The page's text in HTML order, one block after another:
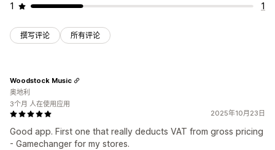
1
1
撰写评论 所有评论
2025年10月23日
Good app. First one that really deducts VAT from gross pricing
- Gamechanger for my stores.
Woodstock Music
奥地利
3个月 人在使用应用